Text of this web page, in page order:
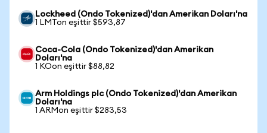
Lockheed (Ondo Tokenized)'dan Amerikan Doları'na
1 LMTon eşittir $593,87
Coca-Cola (Ondo Tokenized)'dan Amerikan
Doları'na
1 KOon eşittir $88,82
Arm Holdings plc (Ondo Tokenized)'dan Amerikan
Doları'na
1 ARMon eşittir $283,53